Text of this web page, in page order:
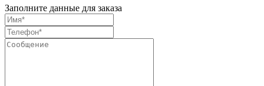
Заполните данные для заказа